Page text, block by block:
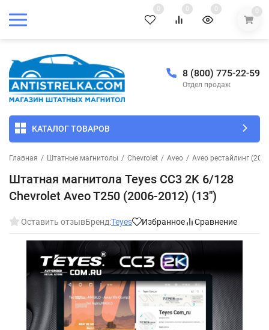
0 0 0 0
8 (800) 775-22-59
Отдел продаж
КАТАЛОГ ТОВАРОВ
Главная / Штатные магнитолы / Chevrolet / Aveo / Aveo рестайлинг
Штатная магнитола Teyes CC3 2K 6/128
Chevrolet Aveo T250 (2006-2012) (13")
Оставить отзывБренд:Teyes Избранное Сравнение